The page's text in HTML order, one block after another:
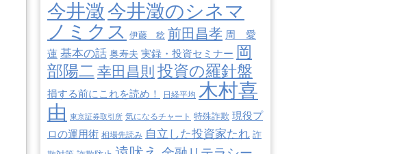
今井澂今井澂のシネマ
ノミクス 伊藤 稔 前田昌孝 周 愛
蓮 基本の話 奥寿夫 実録・投資セミナー 岡
部陽二 幸田昌則 投資の羅針盤
損する前にこれを読め！ 日経平均 木村喜
由 東京証券取引所 気になるチャート 特殊詐欺 現役プ
ロの運用術 相場先読み 自立した投資家たれ 詐